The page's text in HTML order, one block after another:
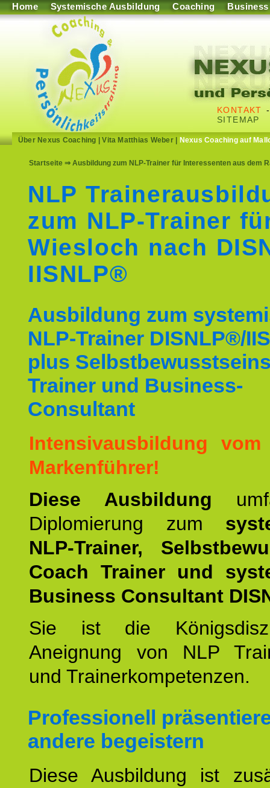
Home Systemische Ausbildung Coaching Business
KONTAKT
SITEMAP
Über Nexus Coaching |Vita Matthias Weber| Nexus Coaching auf
Startseite ⇒ Ausbildung zum NLP-Trainer für Interessenten aus dem
NLP
zum NLP-Trainer
Wiesloch nach
IISNLP®
Ausbildung zum
NLP-Trainer DISNLP®/
plus
Trainer und Business-
Consultant
Intensivausbildung vom
Markenführer!
Diese Ausbildung
Diplomierung zum
NLP-Trainer,
Coach Trainer und
Business Consultant
Sie ist die
Aneignung von NLP
und Trainerkompetenzen.
Professionell
andere begeistern
Diese Ausbildung ist